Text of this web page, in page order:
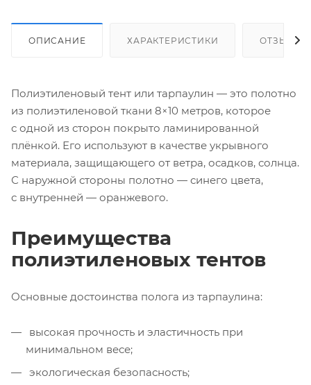
ОПИСАНИЕ ХАРАКТЕРИСТИКИ ОТЗЫВЫ
Полиэтиленовый тент или тарпаулин — это полотно
из полиэтиленовой ткани 8×10 метров, которое
с одной из сторон покрыто ламинированной
плёнкой. Его используют в качестве укрывного
материала, защищающего от ветра, осадков, солнца.
С наружной стороны полотно — синего цвета,
с внутренней — оранжевого.
Преимущества
полиэтиленовых тентов
Основные достоинства полога из тарпаулина:
высокая прочность и эластичность при
минимальном весе;
экологическая безопасность;